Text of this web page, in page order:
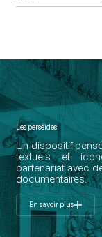
Les perséides
Un dispositif
textuels et
partenariat avec
documentaires.
En savoir plus